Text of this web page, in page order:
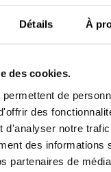
Détails À
des cookies.
de
des
d'analyser notre
des informations
partenaires de
récemment publiée
le thème du
une place importante
de formation. Les
comment les
attitudes subjectives